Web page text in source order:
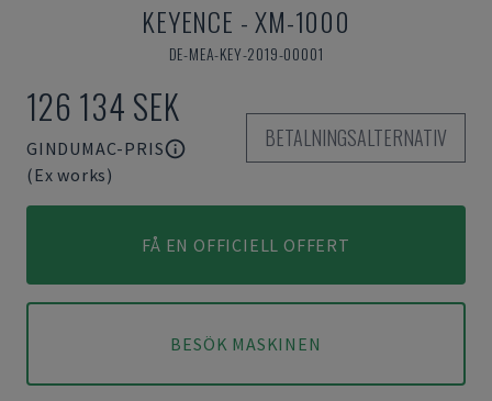
KEYENCE -XM-1000
DE-MEA-KEY-2019-00001
126 134 SEK
GINDUMAC-PRIS
(Ex works)
BETALNINGSALTERNATIV
FÅ EN OFFICIELL OFFERT
BESÖK MASKINEN